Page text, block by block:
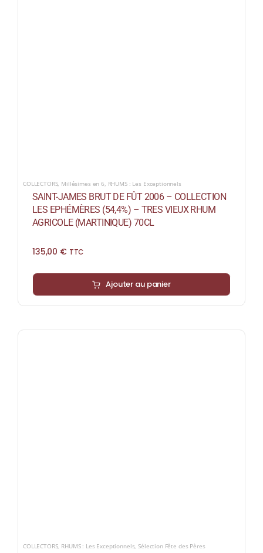
COLLECTORS, Millésimes en 6, RHUMS : Les Exceptionnels
SAINT-JAMES BRUT DE FÛT 2006 – COLLECTION
LES EPHÉMÈRES (54,4%) – TRES VIEUX RHUM
AGRICOLE (MARTINIQUE) 70CL
135,00 € TTC
Ajouter au panier
COLLECTORS, RHUMS : Les Exceptionnels,Sélection Fête des Pères